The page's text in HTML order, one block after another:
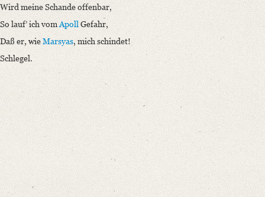
Wird meine Schande offenbar,
So lauf’ ich vomApoll Gefahr,
Daß er, wieMarsyas, mich schindet!
Schlegel.